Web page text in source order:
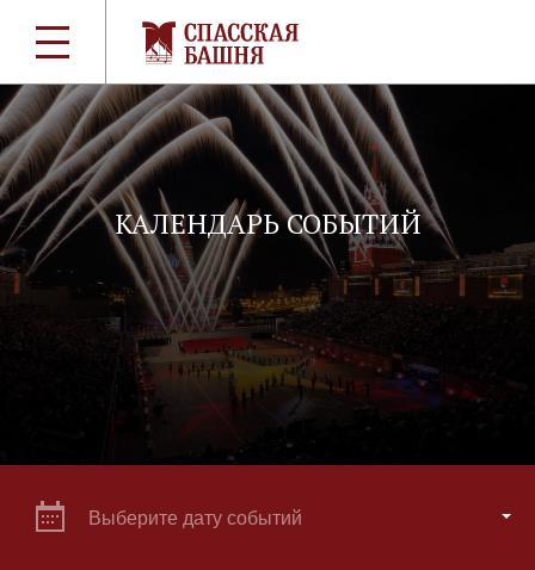
КАЛЕНДАРЬ СОБЫТИЙ
Выберите дату событий